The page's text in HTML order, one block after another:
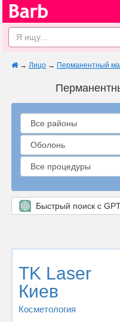
→ Лицо → Перманентный
Быстрый поиск с
TK Laser
Киев
Косметология